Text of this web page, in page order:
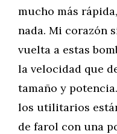
mucho más
nada. Mi corazón
vuelta a estas
la velocidad que
tamaño y
los utilitarios
de farol con una